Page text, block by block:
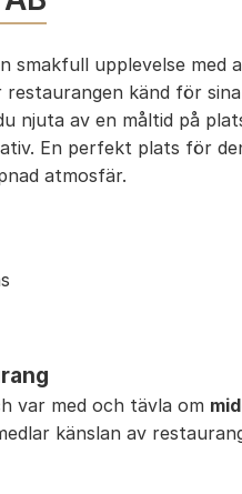
smakfull upplevelse med
restaurangen känd för
njuta av en måltid på
En perfekt plats för
atmosfär.
var med och tävla om
känslan av